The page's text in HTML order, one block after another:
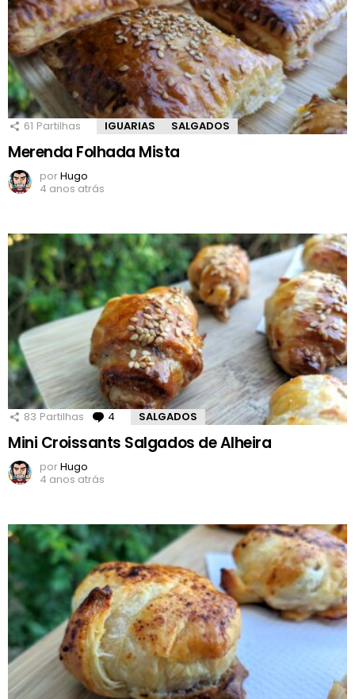
61 Partilhas IGUARIAS SALGADOS
Merenda Folhada Mista
porHugo
4 anos atrás
83 Partilhas 4 Comentários
SALGADOS
Mini Croissants Salgados de Alheira
porHugo
4 anos atrás